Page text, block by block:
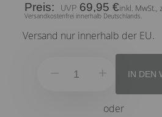
Preis: 69,95 €inkl. MwSt.,
Versandkostenfrei innerhalb Deutschlands.
Versand nur innerhalb der EU.
IN DEN
oder